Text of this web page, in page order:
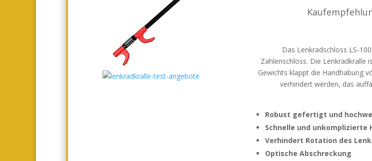
Das Lenkradschloss LS-
Zahlenschloss. Die
Gewichts klappt die Handhabung
verhindert werden, das
Robust gefertigt und
Schnelle und unkomplizierte
Verhindert Rotation des
Optische Abschreckung